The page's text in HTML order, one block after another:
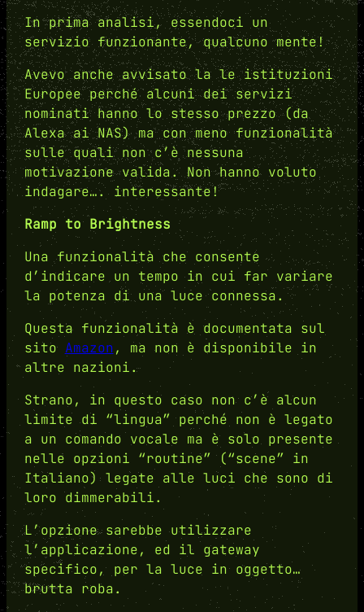
In prima analisi, essendoci un
servizio funzionante, qualcuno mente!
Avevo anche avvisato la le istituzioni
Europee perché alcuni dei servizi
nominati hanno lo stesso prezzo (da
Alexa ai NAS) ma con meno funzionalità
sulle quali non c’è nessuna
motivazione valida. Non hanno voluto
indagare…. interessante!
Ramp to Brightness
Una funzionalità che consente
d’indicare un tempo in cui far variare
la potenza di una luce connessa.
Questa funzionalità è documentata sul
sito Amazon, ma non è disponibile in
altre nazioni.
Strano, in questo caso non c’è alcun
limite di “lingua” perché non è legato
a un comando vocale ma è solo presente
nelle opzioni “routine” (“scene” in
Italiano) legate alle luci che sono di
loro dimmerabili.
L’opzione sarebbe utilizzare
l’applicazione, ed il gateway
specifico, per la luce in oggetto…
brutta roba.